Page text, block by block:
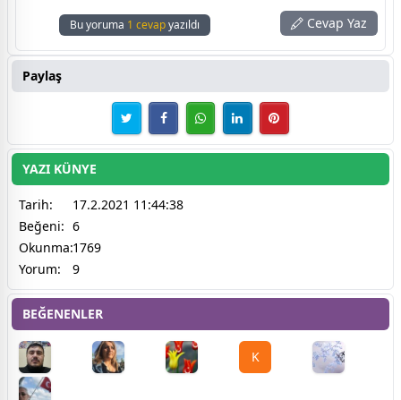
Bu yoruma 1 cevapyazıldı Cevap Yaz
Paylaş
YAZI KÜNYE
Tarih:
17.2.2021 11:44:38
Beğeni: 6
Okunma:1769
Yorum:
9
BEĞENENLER
K